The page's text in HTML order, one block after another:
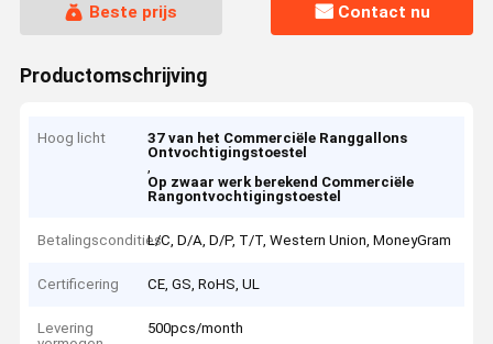
Beste prijs Contact nu
Productomschrijving
Hoog licht
37 van het Commerciële Ranggallons
Ontvochtigingstoestel
,
Op zwaar werk berekend Commerciële
Rangontvochtigingstoestel
BetalingsconditiesL/C, D/A, D/P, T/T, Western Union, MoneyGram
Certificering CE, GS, RoHS, UL
Levering
500pcs/month